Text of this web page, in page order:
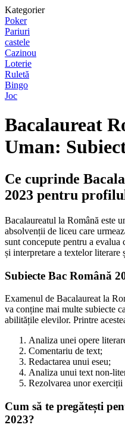
Kategorier
Poker
Pariuri
castele
Cazinou
Loterie
Ruletă
Bingo
Joc
Bacalaureat
Uman:
Ce cuprinde
2023 pentru
Bacalaureatul la Română este
absolvenții de liceu care
sunt concepute pentru a
și interpretare a textelor literare
Subiecte Bac Română
Examenul de Bacalaureat la
va conține mai multe subiecte
abilitățile elevilor. Printre
Analiza unei opere
Comentariu de text;
Redactarea unui eseu;
Analiza unui text non-
Rezolvarea unor exerciții
Cum să te pregătești
2023?